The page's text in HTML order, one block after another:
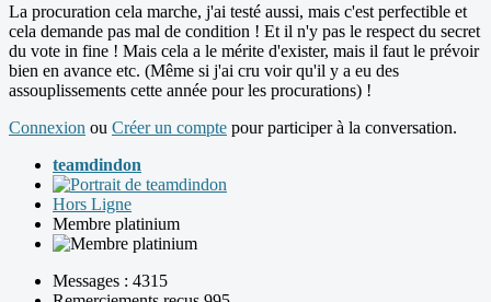
La procuration cela marche, j'ai testé aussi, mais c'est perfectible et
cela demande pas mal de condition ! Et il n'y pas le respect du secret
du vote in fine ! Mais cela a le mérite d'exister, mais il faut le prévoir
bien en avance etc. (Même si j'ai cru voir qu'il y a eu des
assouplissements cette année pour les procurations) !
Connexion ou Créer un compte pour participer à la conversation.
teamdindon
Hors Ligne
Membre platinium
Messages : 4315